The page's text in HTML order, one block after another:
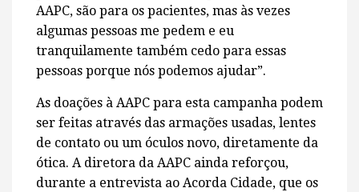
AAPC, são para os pacientes, mas às vezes
algumas pessoas me pedem e eu
tranquilamente também cedo para essas
pessoas porque nós podemos ajudar”.
As doações à AAPC para esta campanha podem
ser feitas através das armações usadas, lentes
de contato ou um óculos novo, diretamente da
ótica. A diretora da AAPC ainda reforçou,
durante a entrevista ao Acorda Cidade, que os